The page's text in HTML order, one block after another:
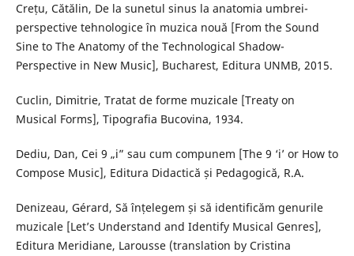
Crețu, Cătălin, De la sunetul sinus la anatomia umbrei-
perspective tehnologice în muzica nouă [From the Sound
Sine to The Anatomy of the Technological Shadow-
Perspective in New Music], Bucharest, Editura UNMB, 2015.
Cuclin, Dimitrie, Tratat de forme muzicale [Treaty on
Musical Forms], Tipografia Bucovina, 1934.
Dediu, Dan, Cei 9 „i” sau cum compunem [The 9 ‘i’ or How to
Compose Music], Editura Didactică și Pedagogică, R.A.
Denizeau, Gérard, Să înțelegem și să identificăm genurile
muzicale [Let’s Understand and Identify Musical Genres],
Editura Meridiane, Larousse (translation by Cristina